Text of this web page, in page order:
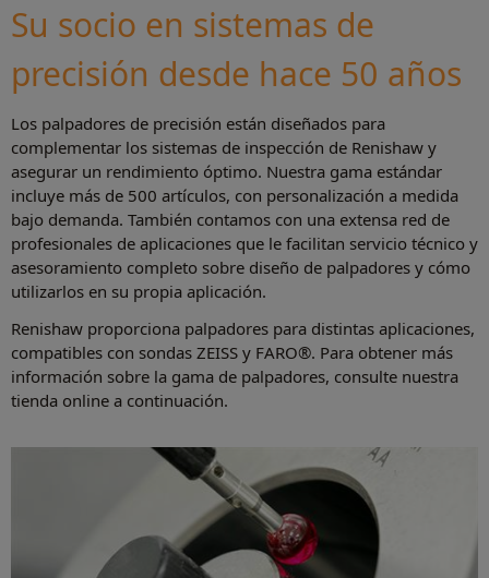
Su socio en sistemas de
precisión desde hace 50 años
Los palpadores de precisión están diseñados para
complementar los sistemas de inspección de Renishaw y
asegurar un rendimiento óptimo. Nuestra gama estándar
incluye más de 500 artículos, con personalización a medida
bajo demanda. También contamos con una extensa red de
profesionales de aplicaciones que le facilitan servicio técnico y
asesoramiento completo sobre diseño de palpadores y cómo
utilizarlos en su propia aplicación.
Renishaw proporciona palpadores para distintas aplicaciones,
compatibles con sondas ZEISS y FARO®. Para obtener más
información sobre la gama de palpadores, consulte nuestra
tienda online a continuación.